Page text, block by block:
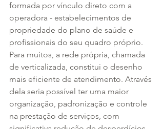
formada por vínculo direto com a
operadora - estabelecimentos de
propriedade do plano de saúde e
profissionais do seu quadro próprio.
Para muitos, a rede própria, chamada
de verticalizada, constitui o desenho
mais eficiente de atendimento. Através
dela seria possível ter uma maior
organização, padronização e controle
na prestação de serviços, com